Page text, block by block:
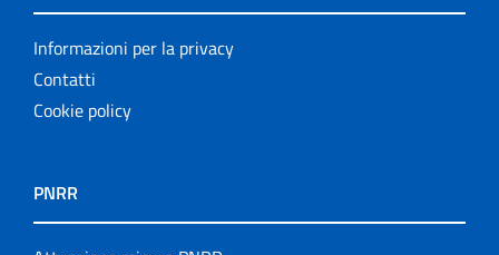
Informazioni per la privacy
Contatti
Cookie policy
PNRR